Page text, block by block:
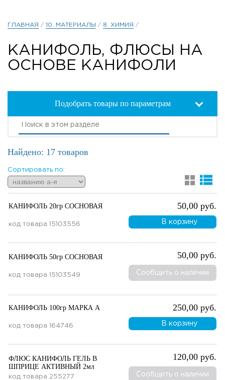
ГЛАВНАЯ / 10. МАТЕРИАЛЫ / 8. ХИМИЯ /
КАНИФОЛЬ, ФЛЮСЫ НА
ОСНОВЕ КАНИФОЛИ
Подобрать товары по параметрам
Найдено: 17 товаров
Сортировать по:
КАНИФОЛЬ 20гр СОСНОВАЯ
код товара 15103556
50,00 руб.
В корзину
КАНИФОЛЬ 50гр СОСНОВАЯ
код товара 15103549
50,00 руб.
Сообщить о наличии
КАНИФОЛЬ 100гр МАРКА А
код товара 164746
250,00 руб.
В корзину
ФЛЮС КАНИФОЛЬ ГЕЛЬ В
ШПРИЦЕ АКТИВНЫЙ 2мл
код товара 255277
120,00 руб.
Сообщить о наличии